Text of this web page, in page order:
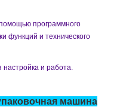
программного
функций и технического
и работа.
машина